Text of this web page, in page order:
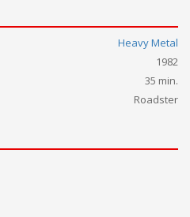
Heavy Metal
1982
35 min.
Roadster